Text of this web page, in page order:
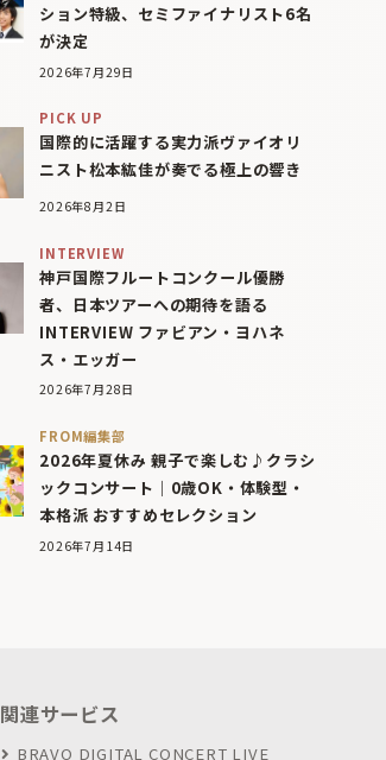
ション特級、セミファイナリスト6名
が決定
2026年7月29日
PICK UP
国際的に活躍する実力派ヴァイオリ
ニスト松本紘佳が奏でる極上の響き
2026年8月2日
INTERVIEW
神戸国際フルートコンクール優勝
者、日本ツアーへの期待を語る
INTERVIEW ファビアン・ヨハネ
ス・エッガー
2026年7月28日
FROM編集部
2026年夏休み 親子で楽しむ♪クラシ
ックコンサート｜0歳OK・体験型・
本格派 おすすめセレクション
2026年7月14日
関連サービス
BRAVO DIGITAL CONCERT LIVE